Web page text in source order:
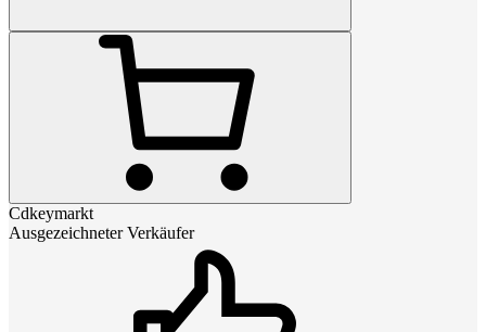
Cdkeymarkt
Ausgezeichneter Verkäufer